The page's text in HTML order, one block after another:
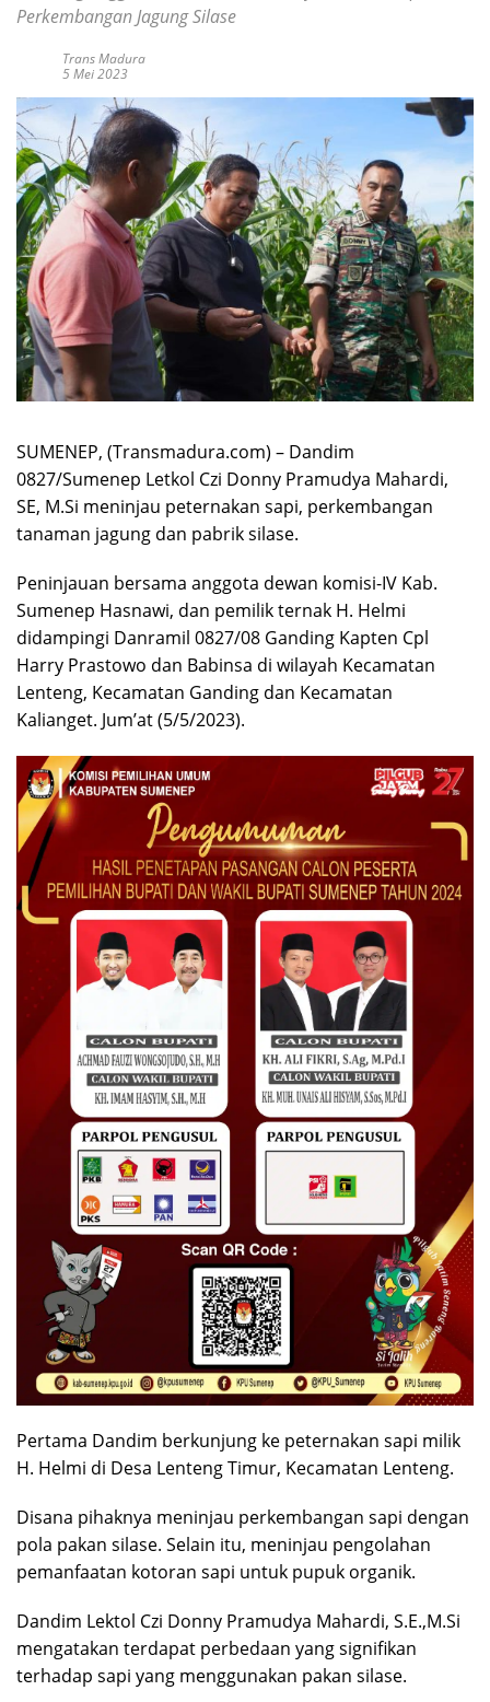
Perkembangan Jagung Silase
Trans Madura
5 Mei 2023
SUMENEP, (Transmadura.com) – Dandim
0827/Sumenep Letkol Czi Donny Pramudya Mahardi,
SE, M.Si meninjau peternakan sapi, perkembangan
tanaman jagung dan pabrik silase.
Peninjauan bersama anggota dewan komisi-IV Kab.
Sumenep Hasnawi, dan pemilik ternak H. Helmi
didampingi Danramil 0827/08 Ganding Kapten Cpl
Harry Prastowo dan Babinsa di wilayah Kecamatan
Lenteng, Kecamatan Ganding dan Kecamatan
Kalianget. Jum’at (5/5/2023).
Pertama Dandim berkunjung ke peternakan sapi milik
H. Helmi di Desa Lenteng Timur, Kecamatan Lenteng.
Disana pihaknya meninjau perkembangan sapi dengan
pola pakan silase. Selain itu, meninjau pengolahan
pemanfaatan kotoran sapi untuk pupuk organik.
Dandim Lektol Czi Donny Pramudya Mahardi, S.E.,M.Si
mengatakan terdapat perbedaan yang signifikan
terhadap sapi yang menggunakan pakan silase.